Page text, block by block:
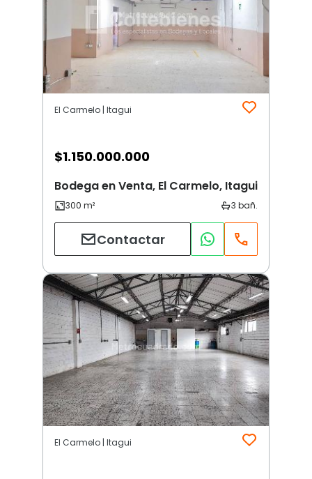
El Carmelo | Itagui
$1.150.000.000
Bodega en Venta, El Carmelo, Itagui
Contactar
El Carmelo | Itagui